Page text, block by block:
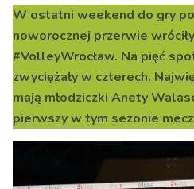
W ostatni weekend do gry
noworocznej przerwie
#VolleyWrocław. Na pięć
zwyciężały w czterech.
mają młodziczki Anety
pierwszy w tym sezonie